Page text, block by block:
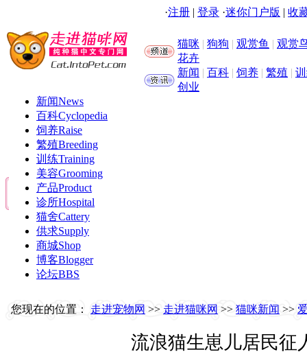
·注册 | 登录 ·迷你门户版 | 收
猫咪 | 狗狗 | 观赏鱼 | 观赏
花卉
新闻 | 百科 | 饲养 | 繁殖 |
创业
新闻News
百科Cyclopedia
饲养Raise
繁殖Breeding
训练Training
美容Grooming
产品Product
诊所Hospital
猫舍Cattery
供求Supply
商城Shop
博客Blogger
论坛BBS
您现在的位置： 走进宠物网 >> 走进猫咪网 >> 猫咪新闻 >>
流浪猫生崽儿居民征